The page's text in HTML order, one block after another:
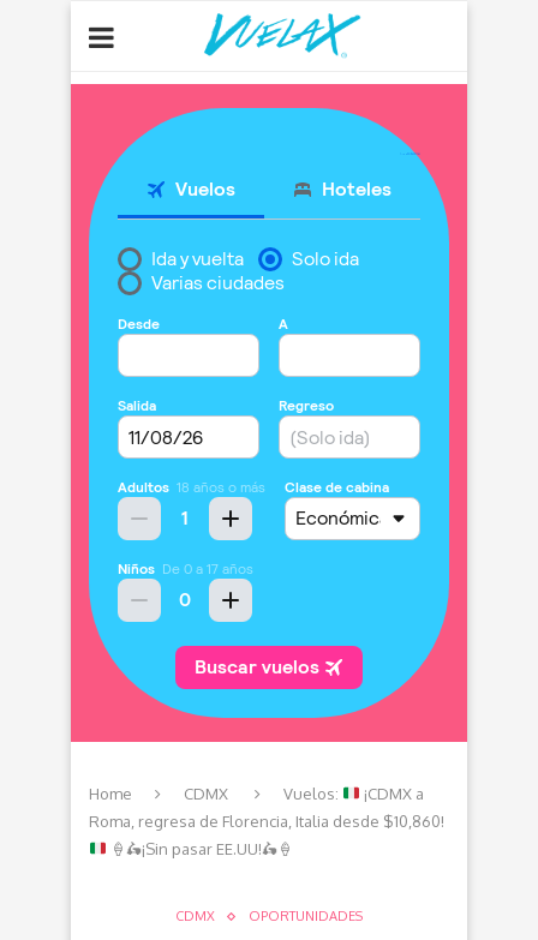
Home CDMX Vuelos:
¡CDMX a
Roma, regresa de Florencia, Italia desde $10,860!
🍦 🛵¡Sin pasar EE.UU!🛵 🍦
CDMX OPORTUNIDADES